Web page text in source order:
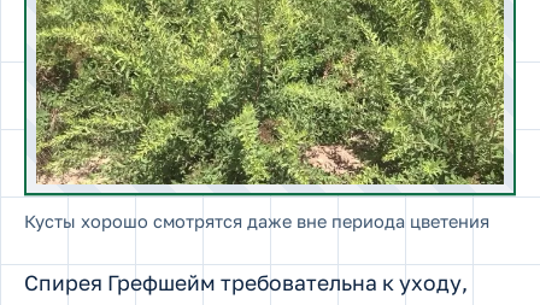
Кусты хорошо смотрятся даже вне периода цветения
Спирея Грефшейм требовательна к уходу,